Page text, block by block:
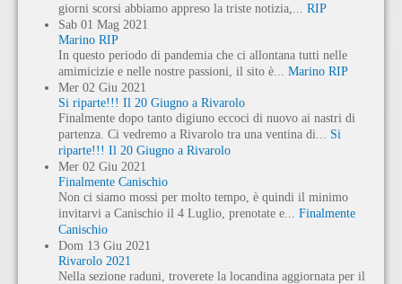
giorni scorsi abbiamo appreso la triste notizia,... RIP
Sab 01 Mag 2021
Marino RIP
In questo periodo di pandemia che ci allontana tutti nelle
amimicizie e nelle nostre passioni, il sito è... Marino RIP
Mer 02 Giu 2021
Si riparte!!! Il 20 Giugno a Rivarolo
Finalmente dopo tanto digiuno eccoci di nuovo ai nastri di
partenza. Ci vedremo a Rivarolo tra una ventina di... Si
riparte!!! Il 20 Giugno a Rivarolo
Mer 02 Giu 2021
Finalmente Canischio
Non ci siamo mossi per molto tempo, è quindi il minimo
invitarvi a Canischio il 4 Luglio, prenotate e... Finalmente
Canischio
Dom 13 Giu 2021
Rivarolo 2021
Nella sezione raduni, troverete la locandina aggiornata per il